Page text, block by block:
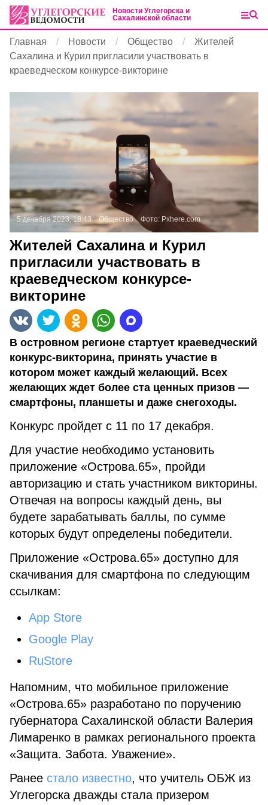
Новости Углегорска и
Сахалинской области
Главная Новости Общество
Жителей
Сахалина и Курил пригласили участвовать в
краеведческом конкурсе-викторине
5 декабря 2023, 18:43 Общество Фото: Pxhere.com
Жителей Сахалина и Курил
пригласили участвовать в
краеведческом конкурсе-
викторине
В островном регионе стартует краеведческий
конкурс-викторина, принять участие в
котором может каждый желающий. Всех
желающих ждет более ста ценных призов —
смартфоны, планшеты и даже снегоходы.
Конкурс пройдет с 11 по 17 декабря.
Для участие необходимо установить
приложение «Острова.65», пройди
авторизацию и стать участником викторины.
Отвечая на вопросы каждый день, вы
будете зарабатывать баллы, по сумме
которых будут определены победители.
Приложение «Острова.65» доступно для
скачивания для смартфона по следующим
ссылкам:
App Store
Google Play
RuStore
Напомним, что мобильное приложение
«Острова.65» разработано по поручению
губернатора Сахалинской области Валерия
Лимаренко в рамках регионального проекта
«Защита. Забота. Уважение».
Ранее стало известно, что учитель ОБЖ из
Углегорска дважды стала призером